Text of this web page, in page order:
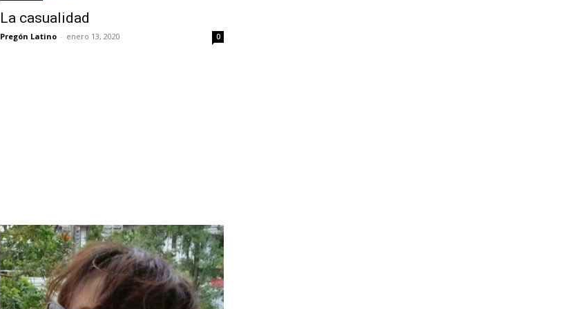
La casualidad
Pregón Latino - enero 13, 2020 0